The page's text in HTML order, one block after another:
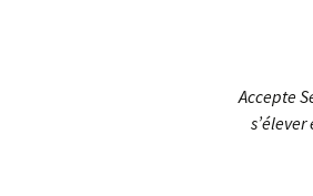
Accepte